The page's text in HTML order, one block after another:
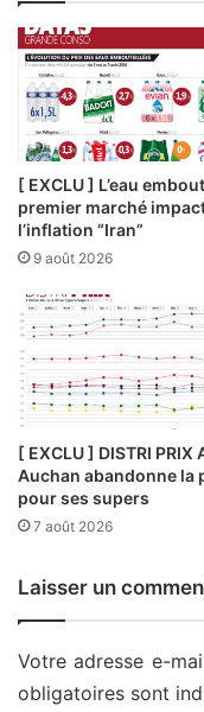
[ EXCLU ] L’eau
premier marché
l’inflation “Iran”
9 août 2026
[ EXCLU ] DISTRI PRIX
Auchan abandonne la
pour ses supers
7 août 2026
Laisser un
Votre adresse e-
obligatoires sont